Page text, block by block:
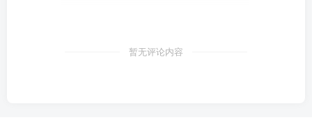
暂无评论内容